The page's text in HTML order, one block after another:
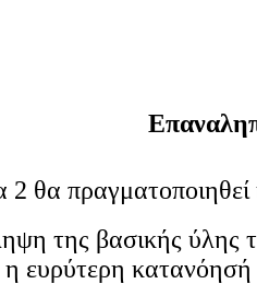
πραγματοποιηθεί
της βασικής
ευρύτερη